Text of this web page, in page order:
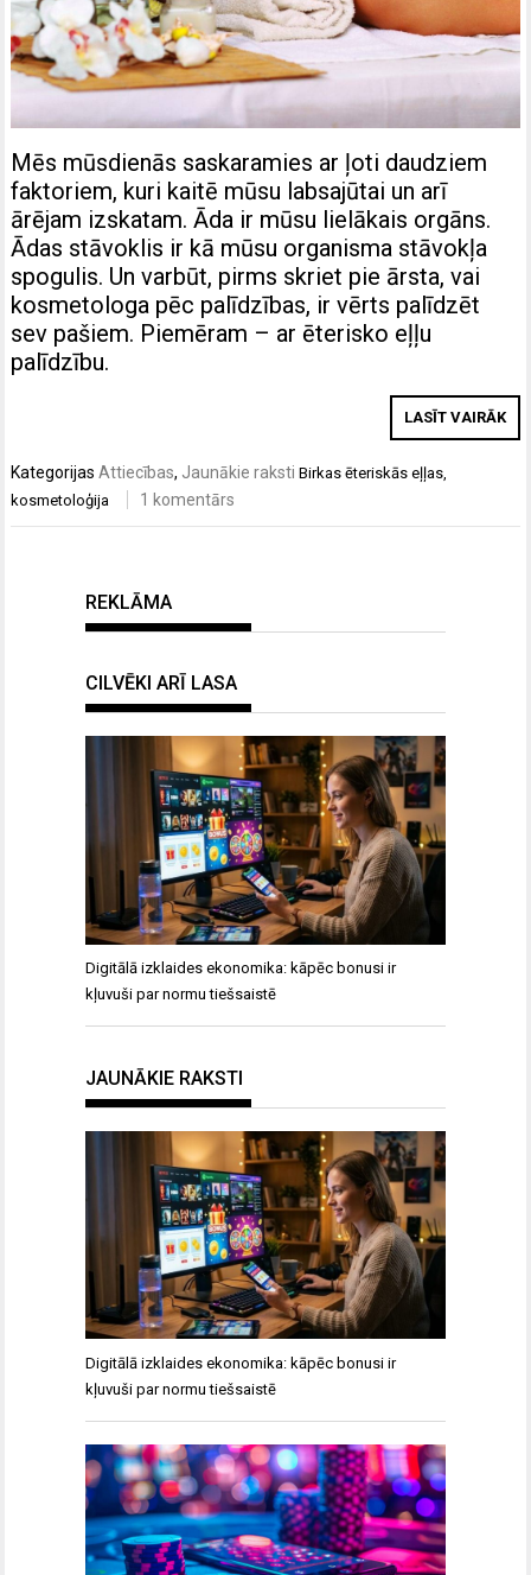
Mēs mūsdienās saskaramies ar ļoti daudziem
faktoriem, kuri kaitē mūsu labsajūtai un arī
ārējam izskatam. Āda ir mūsu lielākais orgāns.
Ādas stāvoklis ir kā mūsu organisma stāvokļa
spogulis. Un varbūt, pirms skriet pie ārsta, vai
kosmetologa pēc palīdzības, ir vērts palīdzēt
sev pašiem. Piemēram – ar ēterisko eļļu
palīdzību.
LASĪT VAIRĀK
KategorijasAttiecības, Jaunākie raksti Birkasēteriskās eļļas,
kosmetoloģija
1 komentārs
REKLĀMA
CILVĒKI ARĪ LASA
Digitālā izklaides ekonomika: kāpēc bonusi ir
kļuvuši par normu tiešsaistē
JAUNĀKIE RAKSTI
Digitālā izklaides ekonomika: kāpēc bonusi ir
kļuvuši par normu tiešsaistē